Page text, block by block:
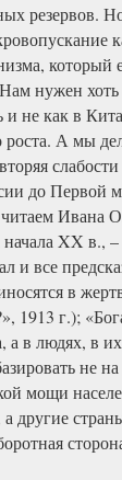
резервов.
который
нужен хоть
не как в
А мы
до Первой
Ивана
начала XX в.,
и все
в
1913 г.);
а в людях, в
не
мощи
другие